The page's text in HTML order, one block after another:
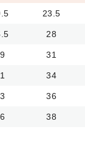
23.5
28
31
34
36
38